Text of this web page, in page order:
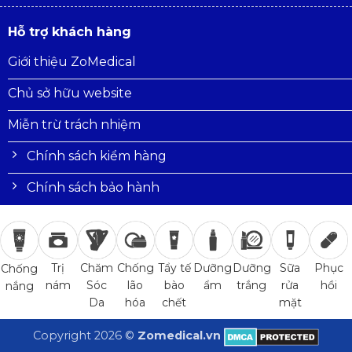
Hỗ trợ khách hàng
Giới thiệu ZoMedical
Chủ sở hữu website
Miễn trừ trách nhiệm
Chính sách kiểm hàng
Chính sách bảo hành
Chống
nắng
Trị
nám
Chăm
Sóc
Da
Chống
lão
hóa
Tẩy tế
bào
chết
Dưỡng
ẩm
Dưỡng
trắng
Sữa
rửa
mặt
Phục
hồi
Copyright 2026 © Zomedical.vn